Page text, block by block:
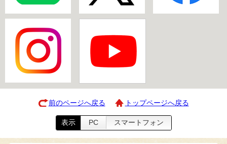
前のページへ戻る トップページへ戻る
表示 PC スマートフォン